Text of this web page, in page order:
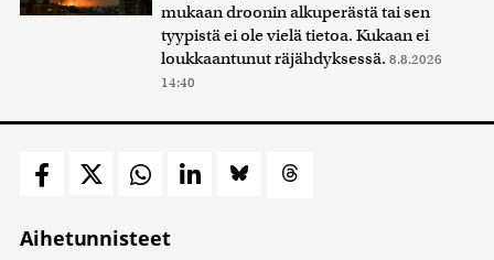
mukaan droonin alkuperästä tai sen
tyypistä ei ole vielä tietoa. Kukaan ei
loukkaantunut räjähdyksessä. 8.8.2026
14:40
Aihetunnisteet